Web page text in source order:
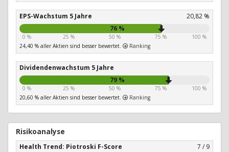
EPS-Wachstum 5 Jahre
20,82 %
76 %
0 % 25 % 50 % 75 %
100 %
24,40 % aller Aktien sind besser bewertet.
Ranking
Dividendenwachstum 5 Jahre
79 %
0 % 25 % 50 % 75 %
100 %
20,60 % aller Aktien sind besser bewertet.
Ranking
Risikoanalyse
Health Trend: Piotroski F-Score 7 / 9